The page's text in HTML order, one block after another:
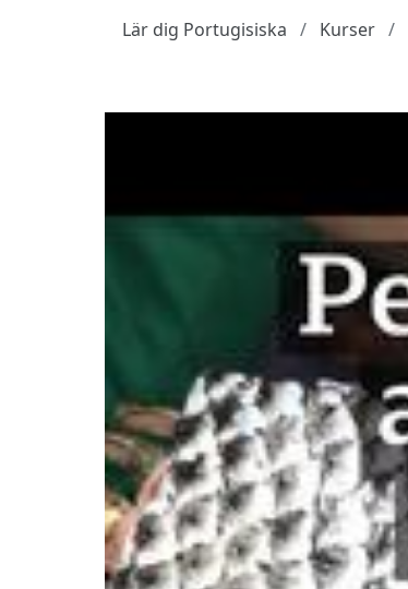
Lär dig Portugisiska
Kurser